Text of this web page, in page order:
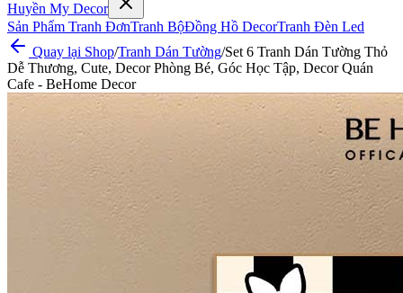
Huyền My Decor
Sản Phẩm Tranh ĐơnTranh BộĐồng Hồ DecorTranh Đèn Led
Quay lại Shop/Tranh Dán Tường/Set 6 Tranh Dán Tường Thỏ
Dễ Thương, Cute, Decor Phòng Bé, Góc Học Tập, Decor Quán
Cafe - BeHome Decor